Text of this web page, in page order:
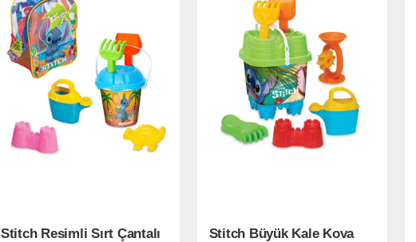
Stitch Resimli Sırt Çantalı Stitch Büyük Kale Kova